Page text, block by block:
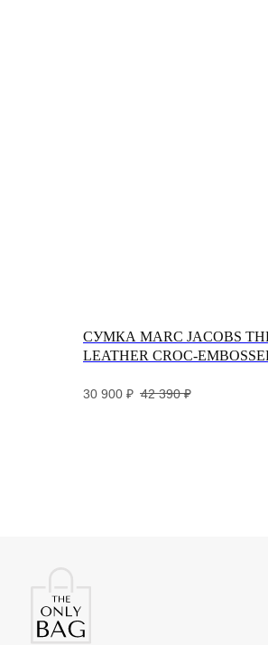
СУМКА MARC JACOBS
LEATHER CROC-
30 900 ₽ 42 390 ₽
Разработка и дизайн сайта